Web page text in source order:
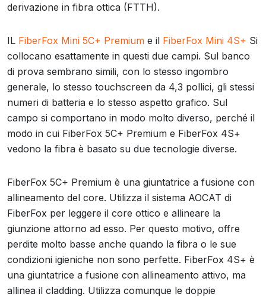
derivazione in fibra ottica (FTTH).
IL FiberFox Mini 5C+ Premium e il FiberFox Mini 4S+ Si
collocano esattamente in questi due campi. Sul banco
di prova sembrano simili, con lo stesso ingombro
generale, lo stesso touchscreen da 4,3 pollici, gli stessi
numeri di batteria e lo stesso aspetto grafico. Sul
campo si comportano in modo molto diverso, perché il
modo in cui FiberFox 5C+ Premium e FiberFox 4S+
vedono la fibra è basato su due tecnologie diverse.
FiberFox 5C+ Premium è una giuntatrice a fusione con
allineamento del core. Utilizza il sistema AOCAT di
FiberFox per leggere il core ottico e allineare la
giunzione attorno ad esso. Per questo motivo, offre
perdite molto basse anche quando la fibra o le sue
condizioni igieniche non sono perfette. FiberFox 4S+ è
una giuntatrice a fusione con allineamento attivo, ma
allinea il cladding. Utilizza comunque le doppie